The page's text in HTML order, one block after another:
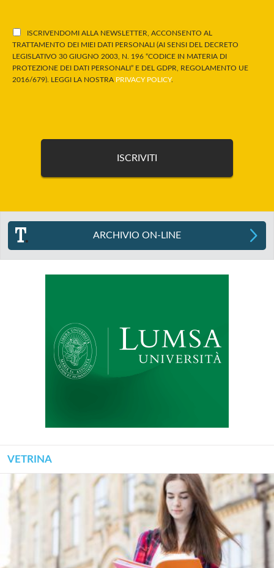
ISCRIVENDOMI ALLA NEWSLETTER, ACCONSENTO AL
TRATTAMENTO DEI MIEI DATI PERSONALI (AI SENSI DEL DECRETO
LEGISLATIVO 30 GIUGNO 2003, N. 196 “CODICE IN MATERIA DI
PROTEZIONE DEI DATI PERSONALI” E DEL GDPR, REGOLAMENTO UE
2016/679). LEGGI LA NOSTRA PRIVACY POLICY.
ARCHIVIO ON-LINE
VETRINA